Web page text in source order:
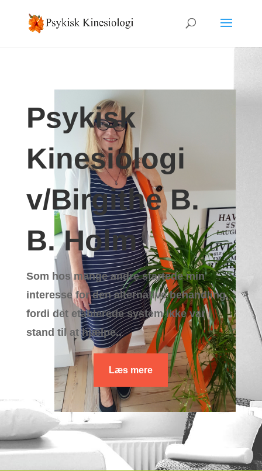
Psykisk
Kinesiologi
v/Birgithe B.
B. Holm
Som hos mange andre startede min
interesse for den alternative behandling,
fordi det etablerede system ikke var i
stand til at hjælpe..
Læs mere